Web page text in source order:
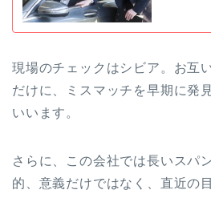
現場のチェックはシビア。お互
だけに、ミスマッチを早期に発
いいます。
さらに、この会社では長いスパ
的、意義だけではなく、直近の